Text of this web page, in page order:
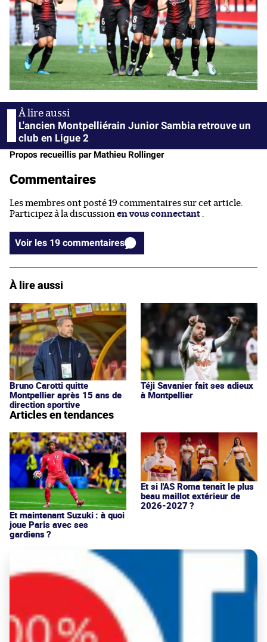
L'ancien Montpelliérain Junior Sambia retrouve un
club en Ligue 2
Propos recueillis par Mathieu Rollinger
Commentaires
Les membres ont posté 19 commentaires sur cet article.
Participez à la discussion en vous connectant .
Voir les 19 commentaires
À lire aussi
Bruno Carotti quitte
Montpellier après 15 ans de
direction sportive
Téji Savanier fait ses adieux
à Montpellier
Articles en tendances
Et maintenant Suzuki : à quoi
joue Paris avec ses
gardiens ?
Et si l'AS Roma tenait le plus
beau maillot extérieur de
2026-2027 ?